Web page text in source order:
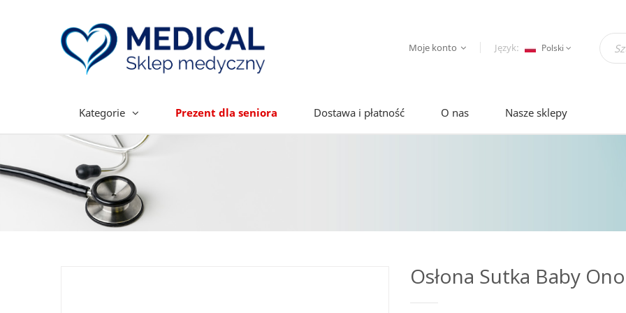
Język: Polski
Moje konto
Kategorie Prezent dla seniora Dostawa i płatność O nas Nasze sklepy
Osłona Sutka Baby Ono